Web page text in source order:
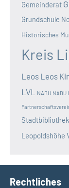
Gemeinderat
Grundschule
Historisches
Kreis
Leos Leos
LVL NABU NABU
Leopoldshöhe
Rechtliches